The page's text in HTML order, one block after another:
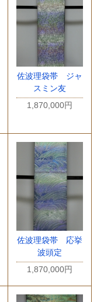
佐波理袋帯 ジャ
スミン友
1,870,000円
佐波理袋帯 応挙
波頭定
1,870,000円